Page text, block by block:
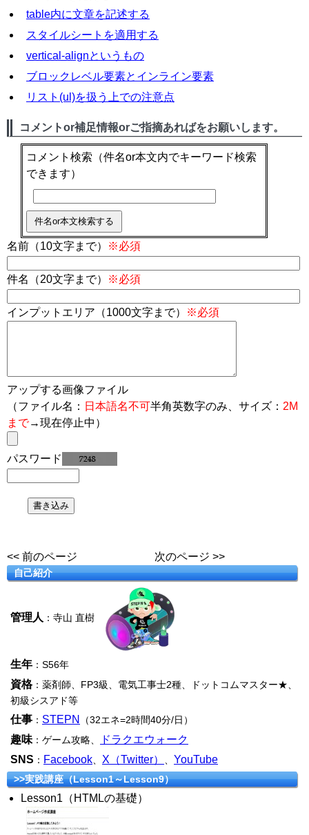
table内に文章を記述する
スタイルシートを適用する
vertical-alignというもの
ブロックレベル要素とインライン要素
リスト(ul)を扱う上での注意点
コメントor補足情報orご指摘あればをお願いします。
コメント検索 （件名or本文内でキーワード検索
できます）
名前（10文字まで） ※必須
件名（20文字まで） ※必須
インプットエリア（1000文字まで） ※必須
アップする画像ファイル
（ファイル名： 日本語名不可半角英数字のみ、サイズ： 2M
まで→現在停止中）
パスワード
<< 前のページ 次のページ >>
自己紹介
管理人 ：寺山 直樹
生年 ：S56年
資格：薬剤師、FP3級、電気工事士2種、ドットコムマスター★、
初級シスアド等
仕事 ： STEPN （32エネ=2時間40分/日）
趣味 ：ゲーム攻略、
ドラクエウォーク
SNS ： Facebook X（Twitter） YouTube
>>実践講座（Lesson1～Lesson9）
Lesson1（HTMLの基礎）